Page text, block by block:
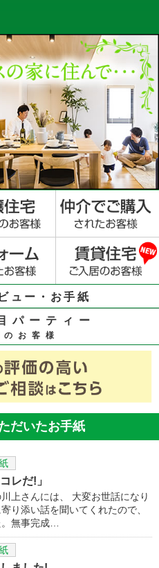
ュー・お手紙
パーティー
お客様
だいたお手紙
レだ!」
上さんには、 大変お世話になり
り添い話を聞いてくれたので、
無事完成…